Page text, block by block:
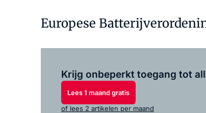
Europese
Krijg onbeperkt toegang tot
Lees 1 maand gratis
of lees 2 artikelen per maand